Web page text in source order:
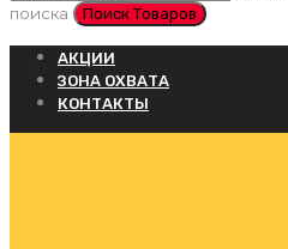
поиска
АКЦИИ
ЗОНА ОХВАТА
КОНТАКТЫ